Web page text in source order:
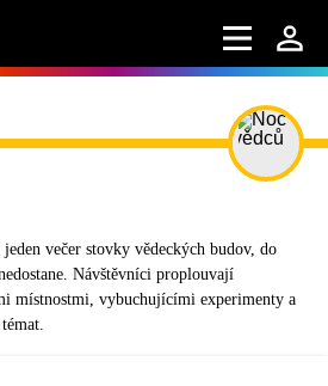
večer stovky vědeckých budov, do
Návštěvníci proplouvají
místnostmi, vybuchujícími experimenty a